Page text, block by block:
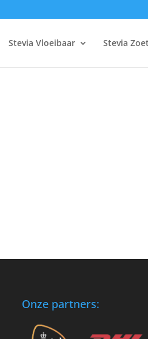
Stevia Vloeibaar Stevia
Onze partners: